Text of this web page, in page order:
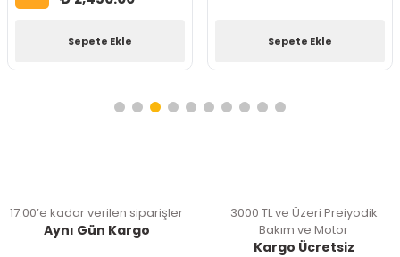
Sepete Ekle Sepete Ekle
17:00’e kadar verilen siparişler
Aynı Gün Kargo
3000 TL ve Üzeri Preiyodik
Bakım ve Motor
Kargo Ücretsiz